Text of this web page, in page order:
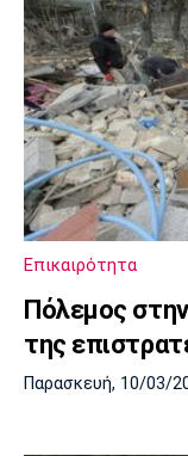
Επικαιρότητα
Πόλεμος
της
Παρασκευή, 10/03/